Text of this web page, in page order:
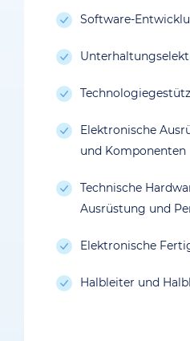
Software-
Elektronische
und Komponenten
Technische
Ausrüstung und
Elektronische
Halbleiter und